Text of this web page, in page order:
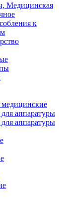
Медицинская
к
аппаратуры
аппаратуры